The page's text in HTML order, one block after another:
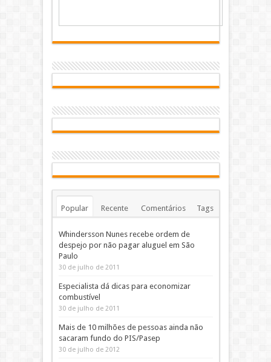
Popular Recente Comentários Tags
Whindersson Nunes recebe ordem de
despejo por não pagar aluguel em São
Paulo
30 de julho de 2011
Especialista dá dicas para economizar
combustível
30 de julho de 2011
Mais de 10 milhões de pessoas ainda não
sacaram fundo do PIS/Pasep
30 de julho de 2012